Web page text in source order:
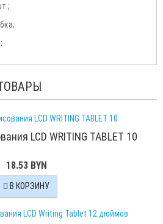
LCD WRITING TABLET 10
18.53 BYN
В КОРЗИНУ